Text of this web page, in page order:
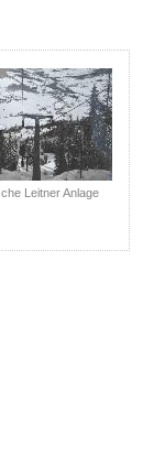
Leitner Anlage